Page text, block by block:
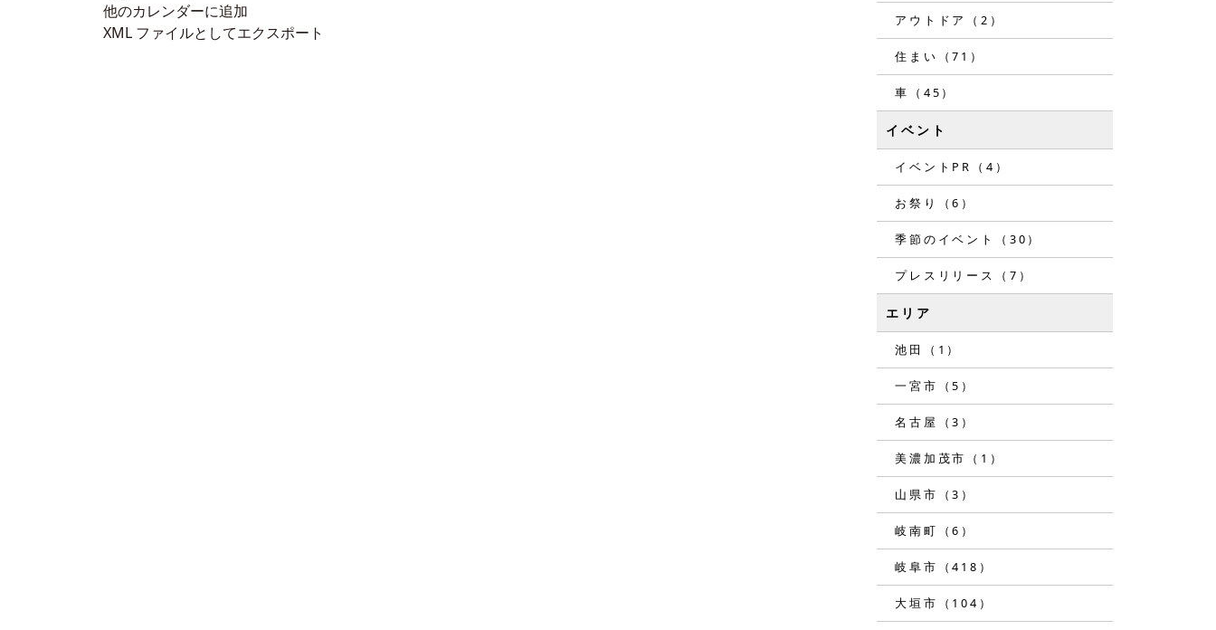
他のカレンダーに追加
XML ファイルとしてエクスポート
アウトドア（2）
住まい（71）
車（45）
イベント
イベントPR（4）
お祭り（6）
季節のイベント（30）
プレスリリース（7）
エリア
池田（1）
一宮市（5）
名古屋（3）
美濃加茂市（1）
山県市（3）
岐南町（6）
岐阜市（418）
大垣市（104）